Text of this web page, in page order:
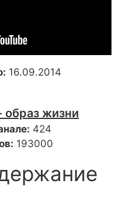
16.09.2014
образ жизни
424
193000